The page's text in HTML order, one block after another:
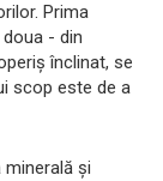
Prima
- din
înclinat, se
scop este de a
și